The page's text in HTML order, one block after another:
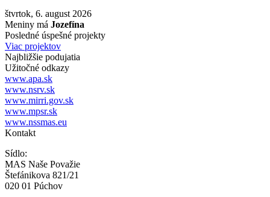
štvrtok, 6. august 2026
Meniny má Jozefína
Posledné úspešné projekty
Viac projektov
Najbližšie podujatia
Užitočné odkazy
www.apa.sk
www.nsrv.sk
www.mirri.gov.sk
www.mpsr.sk
www.nssmas.eu
Kontakt
Sídlo:
MAS Naše Považie
Štefánikova 821/21
020 01 Púchov